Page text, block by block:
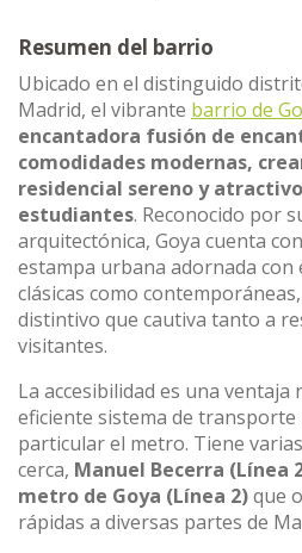
Resumen del barrio
Ubicado en el distinguido
Madrid, el vibrante barrio de
encantadora fusión de
comodidades modernas,
residencial sereno y
estudiantes. Reconocido por
arquitectónica, Goya cuenta
estampa urbana adornada con
clásicas como
distintivo que cautiva tanto a
visitantes.
La accesibilidad es una ventaja
eficiente sistema de transporte
particular el metro. Tiene
cerca, Manuel Becerra (Línea
metro de Goya (Línea 2)que
rápidas a diversas partes de